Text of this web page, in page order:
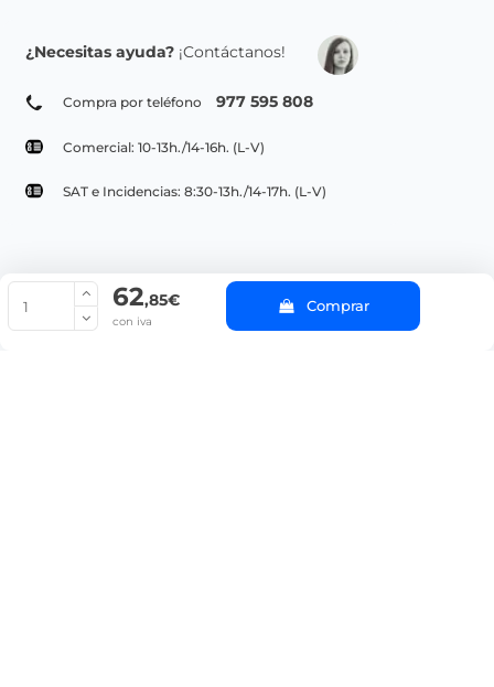
62,85€
con iva
Comprar
¿Necesitas ayuda? ¡Contáctanos!
Compra por teléfono 977 595 808
Comercial: 10-13h./14-16h. (L-V)
SAT e Incidencias: 8:30-13h./14-17h. (L-V)
© Copyright 2022 PepeBar.com |
Aviso legal y
Condiciones generales de compra |
Blog